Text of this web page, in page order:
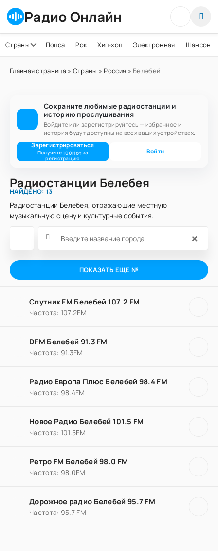
Радио Онлайн
Страны Попса Рок Хип-хоп Электронная Шансон
Главная страница» Страны » Россия » Белебей
Сохраните любимые радиостанции и
историю прослушивания
Войдите или зарегистрируйтесь — избранное и
история будут доступны на всех ваших устройствах.
Зарегистрироваться
Получите100Нот за
регистрацию
Войти
Радиостанции Белебея
НАЙДЕНО: 13
Радиостанции Белебея, отражающие местную
музыкальную сцену и культурные события.
×
ПОКАЗАТЬ ЕЩЕ №
Спутник FM Белебей 107.2 FM
Частота: 107.2FM
DFM Белебей 91.3 FM
Частота: 91.3FM
Радио Европа Плюс Белебей 98.4 FM
Частота: 98.4FM
Новое Радио Белебей 101.5 FM
Частота: 101.5FM
Ретро FM Белебей 98.0 FM
Частота: 98.0FM
Дорожное радио Белебей 95.7 FM
Частота: 95.7 FM